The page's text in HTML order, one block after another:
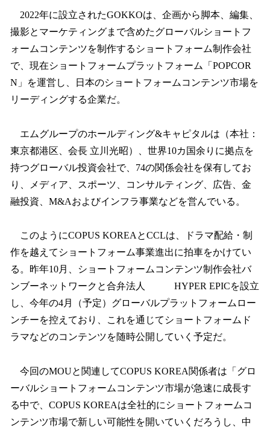
2022年に設立されたGOKKOは、企画から脚本、編集、
撮影とマーケティングまで含めたグローバルショートフ
ォームコンテンツを制作するショートフォーム制作会社
で、現在ショートフォームプラットフォーム「POPCOR
N」を運営し、日本のショートフォームコンテンツ市場を
リーディングする企業だ。
エムグループのホールディング&キャピタルは（本社：
東京都港区、会長 立川光昭）、世界10カ国余りに拠点を
持つグローバル投資会社で、74の関係会社を保有してお
り、メディア、スポーツ、コンサルティング、広告、金
融投資、M&Aおよびインフラ事業などを営んでいる。
このようにCOPUS KOREAとCCLは、ドラマ配給・制
作を越えてショートフォーム事業進出に拍車をかけてい
る。昨年10月、ショートフォームコンテンツ制作会社バ
ンブーネットワークと合弁法人 HYPER EPICを設立
し、今年の4月（予定）グローバルプラットフォームロー
ンチーを控えており、これを通じてショートフォームド
ラマなどのコンテンツを随時公開していく予定だ。
今回のMOUと関連してCOPUS KOREA関係者は「グロ
ーバルショートフォームコンテンツ市場が急速に成長す
る中で、COPUS KOREAは全社的にショートフォームコ
ンテンツ市場で新しい可能性を開いていくだろうし、中